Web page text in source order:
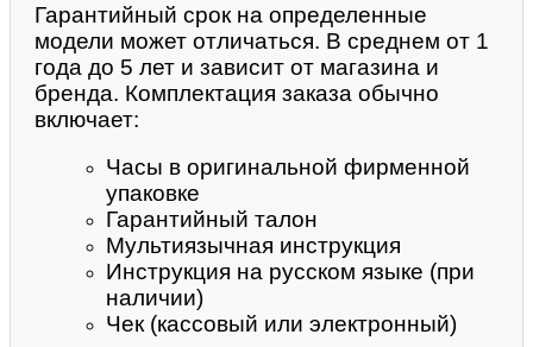
Гарантийный срок на определенные
модели может отличаться. В среднем от 1
года до 5 лет и зависит от магазина и
бренда. Комплектация заказа обычно
включает:
Часы в оригинальной фирменной
упаковке
Гарантийный талон
Мультиязычная инструкция
Инструкция на русском языке (при
наличии)
Чек (кассовый или электронный)